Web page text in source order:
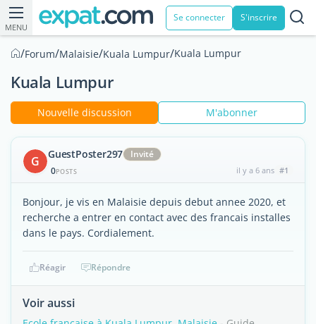
MENU
Se connecter S'inscrire
/Forum/Malaisie/Kuala Lumpur/Kuala Lumpur
Kuala Lumpur
Nouvelle discussion M'abonner
G GuestPoster297
Invité
0POSTS il y a 6 ans #1
Bonjour, je vis en Malaisie depuis debut annee 2020, et
recherche a entrer en contact avec des francais installes
dans le pays. Cordialement.
Réagir Répondre
Voir aussi